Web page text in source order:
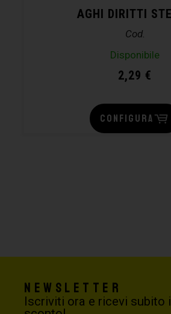
AGHI DIRITTI
Cod.
Disponibile
2,29 €
CONFIGURA
Newsletter
Iscriviti ora e ricevi subito